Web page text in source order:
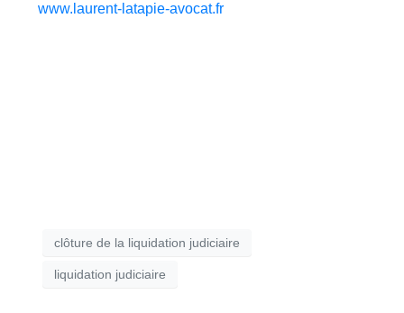
www.laurent-latapie-avocat.fr
clôture de la liquidation judiciaire
liquidation judiciaire